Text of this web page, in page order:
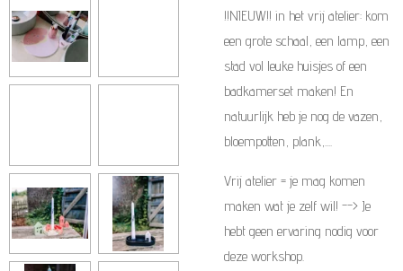
!!NIEUW!! in het vrij atelier: kom
een grote schaal, een lamp, een
stad vol leuke huisjes of een
badkamerset maken! En
natuurlijk heb je nog de vazen,
bloempotten, plank,....
Vrij atelier = je mag komen
maken wat je zelf wil! --> Je
hebt geen ervaring nodig voor
deze workshop.